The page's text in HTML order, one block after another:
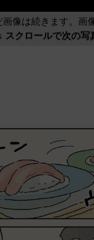
画像は続きます。画
↓ スクロールで次の写